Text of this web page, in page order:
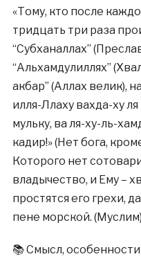
«Тому, кто после
тридцать три раза
“Субханаллах”
“Альхамдулиллях”
акбар” (Аллах велик),
илля-Ллаху вахда-ху
мульку, ва ля-ху-ль-
кадир!» (Нет бога,
Которого нет
владычество, и Ему –
простятся его грехи,
пене морской. (Муслим)
📚 Смысл,